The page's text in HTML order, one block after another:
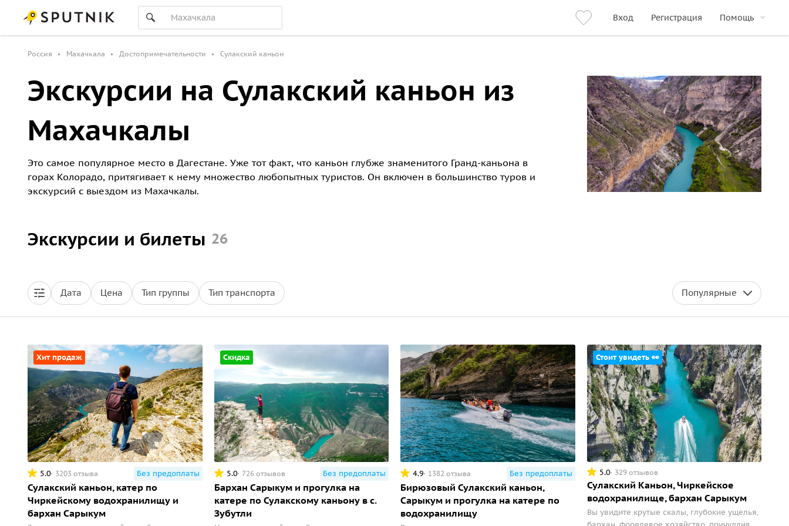
Вход Регистрация Помощь
Россия Махачкала Достопримечательности Сулакский каньон
Экскурсии на Сулакский каньон из
Махачкалы
Это самое популярное место в Дагестане. Уже тот факт, что каньон глубже знаменитого Гранд-каньона в
горах Колорадо, притягивает к нему множество любопытных туристов. Он включен в большинство туров и
экскурсий с выездом из Махачкалы.
Экскурсии и билеты 26
Дата Цена Тип группы Тип транспорта Популярные
Хит продаж
5.0 3203 отзыва Без предоплаты
Сулакский каньон, катер по
Чиркейскому водохранилищу и
бархан Сарыкум
Скидка
5.0 726 отзывов Без предоплаты
Бархан Сарыкум и прогулка на
катере по Сулакскому каньону в с.
Зубутли
4.9 1382 отзыва Без предоплаты
Бирюзовый Сулакский каньон,
Сарыкум и прогулка на катере по
водохранилищу
Стоит увидеть 👀
5.0 329 отзывов
Сулакский Каньон, Чиркейское
водохранилище, бархан Сарыкум
Вы увидите крутые скалы, глубокие ущелья,